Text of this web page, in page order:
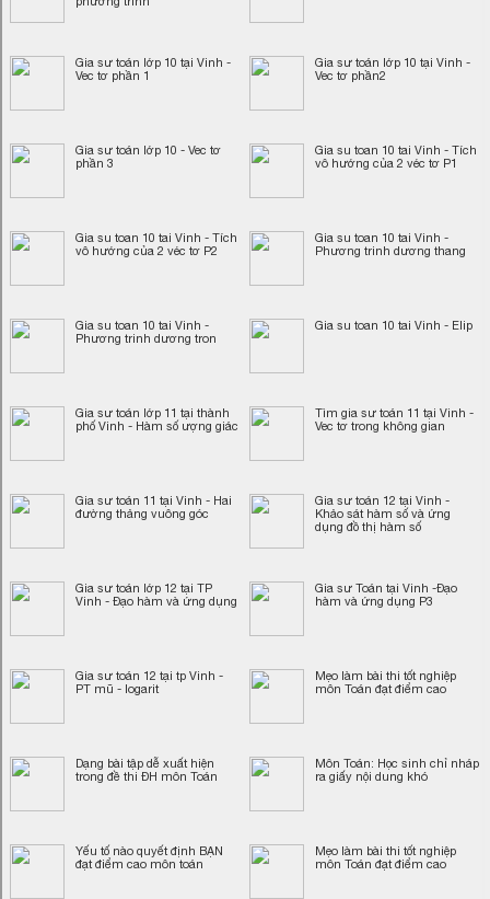
Gia sư toán lớp 10 tại Vinh -
Vec tơ phần 1
Gia sư toán lớp 10 tại Vinh -
Vec tơ phần2
Gia sư toán lớp 10 - Vec tơ
phần 3
Gia su toan 10 tai Vinh - Tích
vô hướng của 2 véc tơ P1
Gia su toan 10 tai Vinh - Tích
vô hướng của 2 véc tơ P2
Gia su toan 10 tai Vinh -
Phương trinh dương thang
Gia su toan 10 tai Vinh -
Phương trinh dương tron
Gia su toan 10 tai Vinh - Elip
Gia sư toán lớp 11 tại thành
phố Vinh - Hàm số ượng giác
Tìm gia sư toán 11 tại Vinh -
Vec tơ trong không gian
Gia sư toán 11 tại Vinh - Hai
đường thảng vuông góc
Gia sư toán 12 tại Vinh -
Khảo sát hàm số và ứng
dụng đồ thị hàm số
Gia sư toán lớp 12 tại TP
Vinh - Đạo hàm và ứng dụng
Gia sư Toán tại Vinh -Đạo
hàm và ứng dụng P3
Gia sư toán 12 tại tp Vinh -
PT mũ - logarit
Mẹo làm bài thi tốt nghiệp
môn Toán đạt điểm cao
Dạng bài tập dễ xuất hiện
trong đề thi ĐH môn Toán
Môn Toán: Học sinh chỉ nháp
ra giấy nội dung khó
Yếu tố nào quyết định BẠN
đạt điểm cao môn toán
Mẹo làm bài thi tốt nghiệp
môn Toán đạt điểm cao